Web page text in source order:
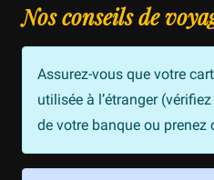
Nos conseils de
Assurez-vous que votre
utilisée à l’étranger
de votre banque ou prenez